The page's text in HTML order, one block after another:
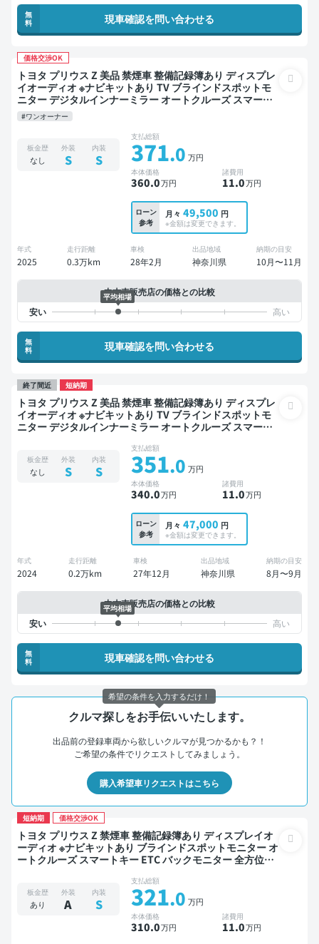
無
料
現車確認を問い合わせる
価格交渉OK
トヨタ プリウス Z 美品 禁煙車 整備記録簿あり ディスプレ
イオーディオ ※ナビキットあり TV ブラインドスポットモ
ニター デジタルインナーミラー オートクルーズ スマート
キー ETC 電動バックドア バックモニター 全方位カメラ ド
ライブレコーダー 衝突軽減
#ワンオーナー
板金歴
なし
外装
S
内装
S
支払総額
371.0 万円
本体価格
360.0万円
諸費用
11.0万円
ローン
参考
月々 49,500 円
※金額は変更できます。
年式
2025
走行距離
0.3万km
車検
28年2月
出品地域
神奈川県
納期の目安
10月〜11月
中古車販売店の価格との比較
平均相場
無
料
現車確認を問い合わせる
終了間近 短納期
トヨタ プリウス Z 美品 禁煙車 整備記録簿あり ディスプレ
イオーディオ ※ナビキットあり TV ブラインドスポットモ
ニター デジタルインナーミラー オートクルーズ スマート
板金歴
なし
外装
S
内装
S
支払総額
351.0 万円
本体価格
340.0万円
諸費用
11.0万円
ローン
参考
月々 47,000 円
※金額は変更できます。
年式
2024
走行距離
0.2万km
車検
27年12月
出品地域
神奈川県
納期の目安
8月〜9月
中古車販売店の価格との比較
平均相場
無
料
現車確認を問い合わせる
クルマ探しをお手伝いいたします。
出品前の登録車両から欲しいクルマが見つかるかも？！
ご希望の条件でリクエストしてみましょう。
購入希望車リクエストはこちら
短納期 価格交渉OK
トヨタ プリウス Z 禁煙車 整備記録簿あり ディスプレイオ
ーディオ ※ナビキットあり ブラインドスポットモニター オ
ートクルーズ スマートキー ETC バックモニター 全方位カ
板金歴
あり
外装
A
内装
S
支払総額
321.0 万円
本体価格
310.0万円
諸費用
11.0万円
希望の条件を入力するだけ！